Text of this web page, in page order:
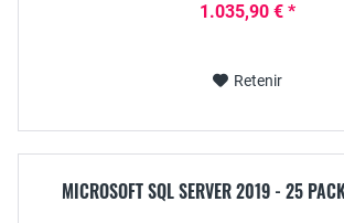
1.035,90 € *
Retenir
MICROSOFT SQL SERVER 2019 - 25